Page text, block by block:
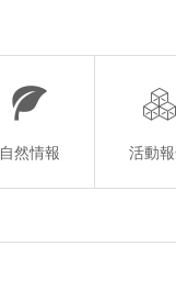
自然情報 活動